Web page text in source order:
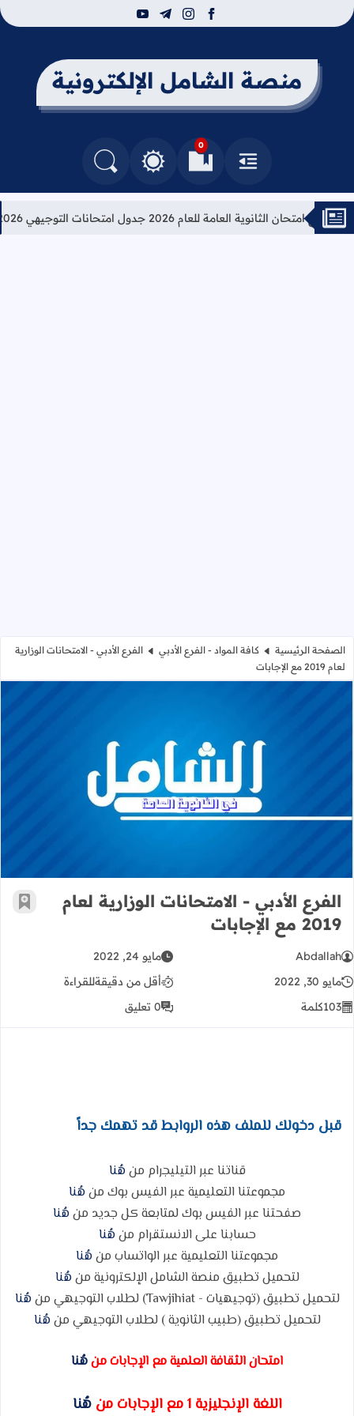
facebook
instagram
telegram
youtube
منصة الشامل الإلكترونية
القائمة
0
العلامات المرجعيةالتغيير بين الوضع النهاري والداكن
البحث في المدونة
امتحان الثانوية العامة للعام 2026 جدول امتحانات التوجيهي 2026
الصفحة الرئيسية كافة المواد - الفرع الأدبي
الفرع الأدبي - الامتحانات الوزارية
لعام 2019 مع الإجابات
الفرع الأدبي - الامتحانات الوزارية لعام 2019 مع الإجابات
الفرع الأدبي - الامتحانات الوزارية لعام
2019 مع الإجابات
أضف
Abdallah
مايو 24, 2022
مايو 30, 2022
أقل من دقيقةللقراءة
103كلمة 0 تعليق
قبل دخولك للملف هذه الروابط قد تهمك جداً
قناتنا عبر التيليجرام منهُنا
مجموعتنا التعليمية عبر الفيس بوك منهُنا
صفحتنا عبر الفيس بوك لمتابعة كل جديد منهُنا
حسابنا على الانستقرام منهُنا
مجموعتنا التعليمية عبر الواتساب منهُنا
لتحميل تطبيق منصة الشامل الإلكترونية منهُنا
لتحميل تطبيق (توجيهيات - Tawjihiat) لطلاب التوجيهي من
هُنا
لتحميل تطبيق (طبيب الثانوية ) لطلاب التوجيهي منهُنا
امتحان الثقافة العلمية مع الإجابات منهُنا
اللغة الإنجليزية 1 مع الإجابات من هُنا